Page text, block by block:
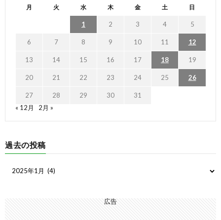
月 火 水 木 金 土 日
1 2 3 4 5
6 7 8 9 10 11 12
13 14 15 16 17 18 19
20 21 22 23 24 25 26
27 28 29 30
31
« 12月
2月 »
過去の投稿
広告